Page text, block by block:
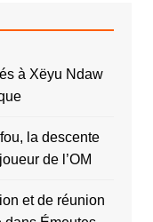
à Xëyu Ndaw
la descente
de l’OM
et de réunion